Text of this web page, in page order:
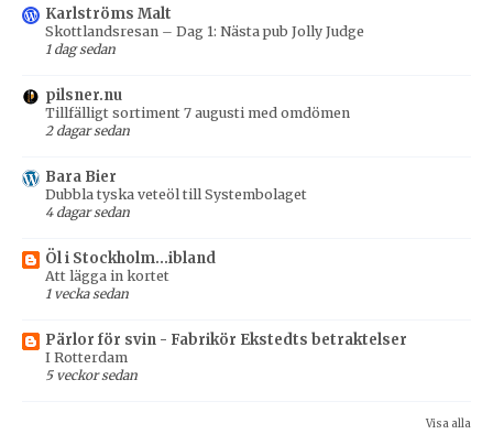
Karlströms Malt
Skottlandsresan – Dag 1: Nästa pub Jolly Judge
1 dag sedan
pilsner.nu
Tillfälligt sortiment 7 augusti med omdömen
2 dagar sedan
Bara Bier
Dubbla tyska veteöl till Systembolaget
4 dagar sedan
Öl i Stockholm...ibland
Att lägga in kortet
1 vecka sedan
Pärlor för svin - Fabrikör Ekstedts betraktelser
I Rotterdam
5 veckor sedan
Visa alla